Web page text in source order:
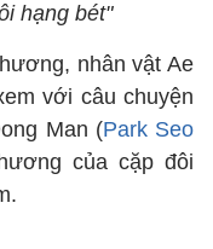
hạng bét"
nhân vật Ae
với câu chuyện
Man (Park Seo
của cặp đôi